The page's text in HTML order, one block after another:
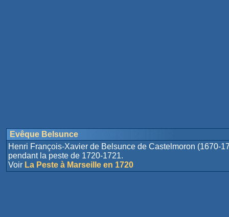
Evêque Belsunce
Henri François-Xavier de Belsunce de Castelmoron (1670-
pendant la peste de 1720-1721.
Voir La Peste à Marseille en 1720